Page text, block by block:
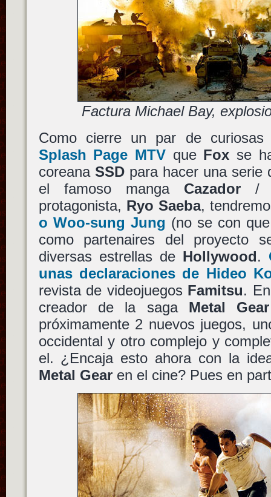
Factura Michael Bay,
Como cierre un par de
Splash Page MTVque Fox se
coreana SSDpara hacer una serie
el famoso manga Cazador
protagonista, Ryo Saeba,
o Woo-sung Jung (no se con
como partenaires del proyecto
diversas estrellas de Hollywood.
unas declaraciones de Hideo
revista de videojuegos Famitsu.
creador de la saga Metal Gear
próximamente 2 nuevos juegos,
occidental y otro complejo y
el. ¿Encaja esto ahora con la
Metal Gearen el cine? Pues en